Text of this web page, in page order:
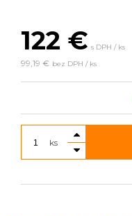
122 € s DPH / ks
99,19 € bez DPH / ks
ks